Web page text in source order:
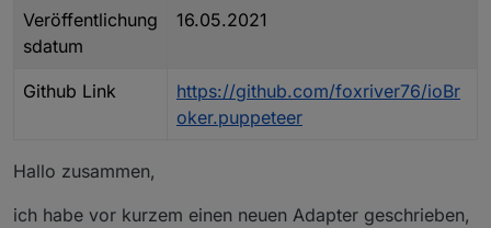
Veröffentlichung
sdatum
16.05.2021
Github Link
https://github.com/foxriver76/ioBr
oker.puppeteer
Hallo zusammen,
ich habe vor kurzem einen neuen Adapter geschrieben,